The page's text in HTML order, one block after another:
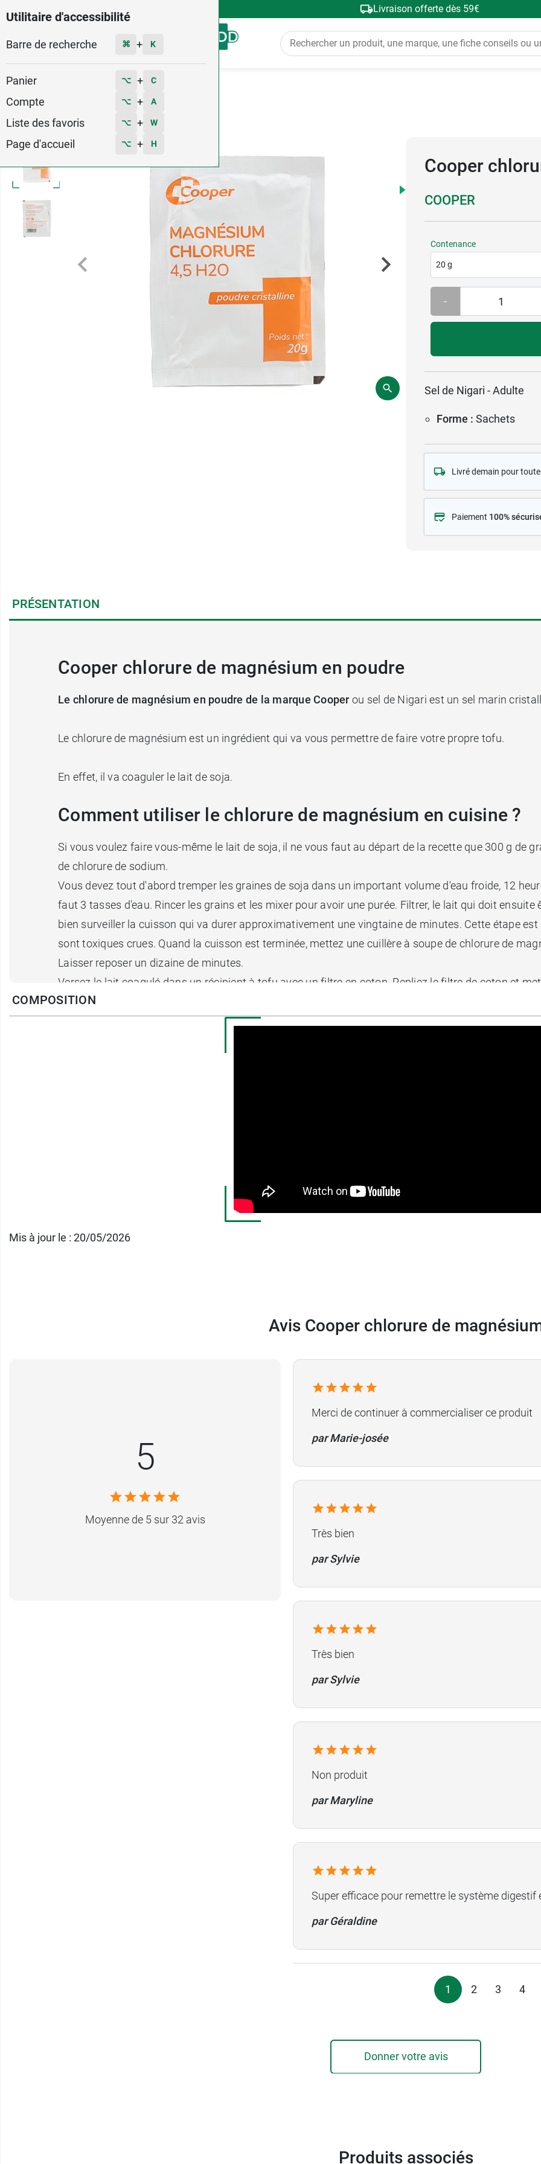
Utilitaire d'accessibilité
Barre de recherche ⌘ + K
Panier ⌥ + C
Compte ⌥ + A
Liste des favoris ⌥ + W
Page d'accueil ⌥ + H
Livraison offerte dès 59€
Menu
32
Cooper
COOPER
Contenance
20 g
-
Sel de Nigari - Adulte
Forme : Sachets
Livré demain pour
Paiement 100%
PRÉSENTATION
Cooper chlorure de magnésium en poudre
Le chlorure de magnésium en poudre de la marque Cooper ou sel de Nigari est un sel marin
Le chlorure de magnésium est un ingrédient qui va vous permettre de faire votre propre tofu.
En effet, il va coaguler le lait de soja.
Comment utiliser le chlorure de magnésium en cuisine ?
Si vous voulez faire vous-même le lait de soja, il ne vous faut au départ de la recette que 300 g de
de chlorure de sodium.
Vous devez tout d'abord tremper les graines de soja dans un important volume d'eau froide, 12
faut 3 tasses d'eau. Rincer les grains et les mixer pour avoir une purée. Filtrer, le lait qui doit
bien surveiller la cuisson qui va durer approximativement une vingtaine de minutes. Cette étape
sont toxiques crues. Quand la cuisson est terminée, mettez une cuillère à soupe de chlorure de
Laisser reposer un dizaine de minutes.
Versez le lait coagulé dans un récipient à tofu avec un filtre en coton. Repliez le filtre de coton et
la fermeté désirée.
Laissez reposer une heure au frigidaire et le démouler dans l'eau froide. Et voilà votre tofu est prêt.
COMPOSITION
Mis à jour le : 20/05/2026
Avis Cooper chlorure de
5
Moyenne de 5 sur 32 avis
Merci de continuer à commercialiser ce produit
par Marie-josée
Très bien
par Sylvie
Très bien
par Sylvie
Non produit
par Maryline
Super efficace pour remettre le système digestif
par Géraldine
1 2 3 4
Donner votre avis
Produits associés